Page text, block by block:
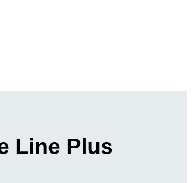
Line Plus